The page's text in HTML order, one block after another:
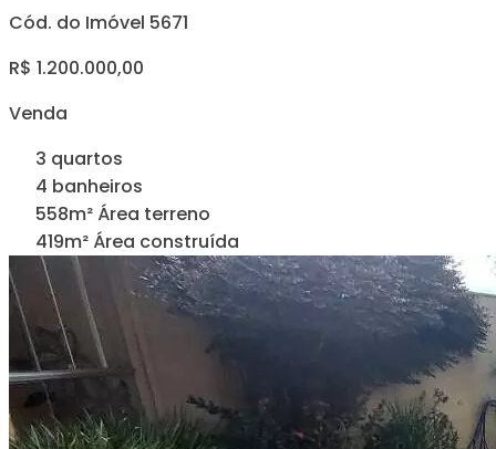
Cód. do Imóvel 5671
R$ 1.200.000,00
Venda
3 quartos
4 banheiros
558m² Área terreno
419m² Área construída